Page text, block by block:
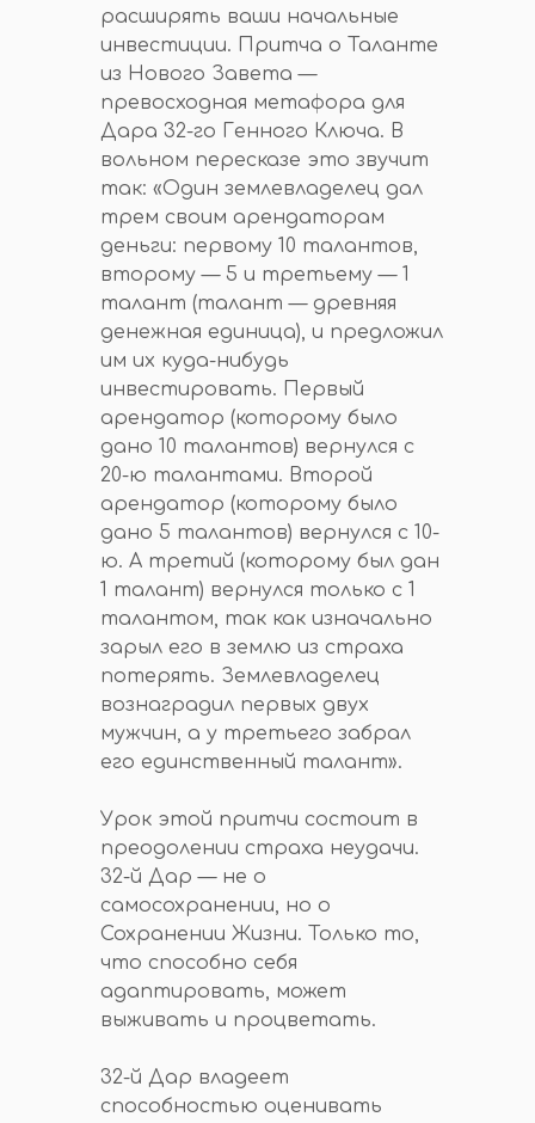
расширять ваши начальные
инвестиции. Притча о Таланте
из Нового Завета —
превосходная метафора для
Дара 32-го Генного Ключа. В
вольном пересказе это звучит
так: «Один землевладелец дал
трем своим арендаторам
деньги: первому 10 талантов,
второму — 5 и третьему — 1
талант (талант — древняя
денежная единица), и предложил
им их куда-нибудь
инвестировать. Первый
арендатор (которому было
дано 10 талантов) вернулся с
20-ю талантами. Второй
арендатор (которому было
дано 5 талантов) вернулся с 10-
ю. А третий (которому был дан
1 талант) вернулся только с 1
талантом, так как изначально
зарыл его в землю из страха
потерять. Землевладелец
вознаградил первых двух
мужчин, а у третьего забрал
его единственный талант».
Урок этой притчи состоит в
преодолении страха неудачи.
32-й Дар — не о
самосохранении, но о
Сохранении Жизни. Только то,
что способно себя
адаптировать, может
выживать и процветать.
32-й Дар владеет
способностью оценивать